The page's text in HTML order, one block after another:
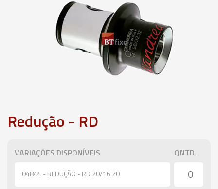
Redução - RD
VARIAÇÕES DISPONÍVEIS QNTD.
04844 - REDUÇÃO - RD 20/16.20